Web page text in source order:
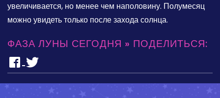
увеличивается, но менее чем наполовину. Полумесяц
можно увидеть только после захода солнца.
ФАЗА ЛУНЫ СЕГОДНЯ » ПОДЕЛИТЬСЯ: